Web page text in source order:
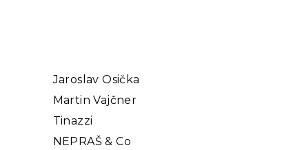
Jaroslav Osička
Martin Vajčner
Tinazzi
NEPRAŠ & Co